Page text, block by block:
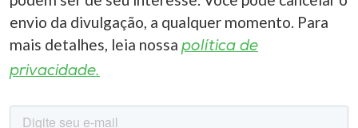
envio da divulgação, a qualquer momento. Para
mais detalhes, leia nossa política de
privacidade.